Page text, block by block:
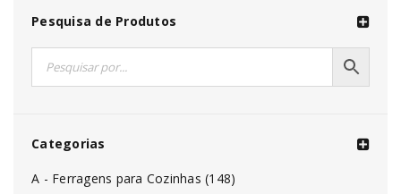
Pesquisa de Produtos
Categorias
A - Ferragens para Cozinhas (148)